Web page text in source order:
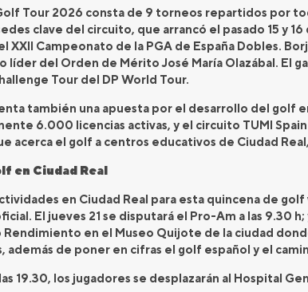
Tour 2026 consta de 9 torneos repartidos por
clave del circuito, que arrancó el pasado 15 y
XXII Campeonato de la PGA de España Dobles.
líder del Orden de Mérito José María Olazábal. El
Tour del DP World Tour.
también una apuesta por el desarrollo del golf
6.000 licencias activas, y el circuito TUMI
acerca el golf a centros educativos de Ciudad
en Ciudad Real
en Ciudad Real para esta quincena de
El jueves 21 se disputará el Pro-Am a las 9.30
Rendimiento en el Museo Quijote de la ciudad
además de poner en cifras el golf español y el
19.30, los jugadores se desplazarán al Hospital